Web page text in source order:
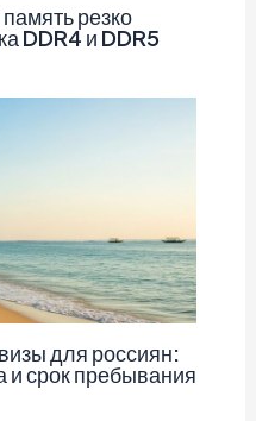
резко
DDR4 и DDR5
для россиян:
и срок пребывания